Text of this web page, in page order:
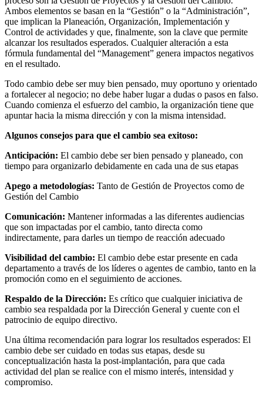
Ambos elementos se basan en la “Gestión” o la “Administración”,
que implican la Planeación, Organización, Implementación y
Control de actividades y que, finalmente, son la clave que permite
alcanzar los resultados esperados. Cualquier alteración a esta
fórmula fundamental del “Management” genera impactos negativos
en el resultado.
Todo cambio debe ser muy bien pensado, muy oportuno y orientado
a fortalecer al negocio; no debe haber lugar a dudas o pasos en falso.
Cuando comienza el esfuerzo del cambio, la organización tiene que
apuntar hacia la misma dirección y con la misma intensidad.
Algunos consejos para que el cambio sea exitoso:
Anticipación: El cambio debe ser bien pensado y planeado, con
tiempo para organizarlo debidamente en cada una de sus etapas
Apego a metodologías: Tanto de Gestión de Proyectos como de
Gestión del Cambio
Comunicación: Mantener informadas a las diferentes audiencias
que son impactadas por el cambio, tanto directa como
indirectamente, para darles un tiempo de reacción adecuado
Visibilidad del cambio: El cambio debe estar presente en cada
departamento a través de los líderes o agentes de cambio, tanto en la
promoción como en el seguimiento de acciones.
Respaldo de la Dirección: Es crítico que cualquier iniciativa de
cambio sea respaldada por la Dirección General y cuente con el
patrocinio de equipo directivo.
Una última recomendación para lograr los resultados esperados: El
cambio debe ser cuidado en todas sus etapas, desde su
conceptualización hasta la post-implantación, para que cada
actividad del plan se realice con el mismo interés, intensidad y
compromiso.